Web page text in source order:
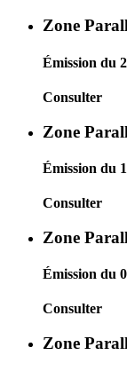
Zone
Émission du
Consulter
Zone
Émission du
Consulter
Zone
Émission du
Consulter
Zone